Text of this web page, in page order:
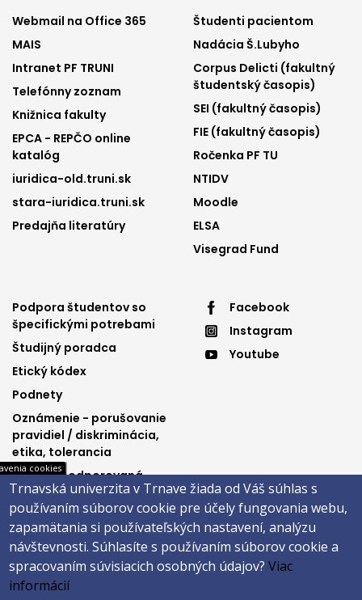
Footer
menu
1
Webmail na Office 365
MAIS
Intranet PF TRUNI
Telefónny zoznam
Knižnica fakulty
EPCA - REPČO online
katalóg
iuridica-old.truni.sk
stara-iuridica.truni.sk
Predajňa literatúry
Footer
menu
2
Študenti pacientom
Nadácia Š.Lubyho
Corpus Delicti (fakultný
študentský časopis)
SEI (fakultný časopis)
FIE (fakultný časopis)
Ročenka PF TU
NTIDV
Moodle
ELSA
Visegrad Fund
Footer
menu
3
Podpora študentov so
špecifickými potrebami
Študijný poradca
Etický kódex
Podnety
Oznámenie - porušovanie
pravidiel / diskriminácia,
etika, tolerancia
Výučba podporovaná
Ministerstvom
spravodlivosti SR
Footer
menu
Facebook
Instagram
Youtube
Päta
cookies
Trnavská univerzita v Trnave žiada od Váš súhlas s
používaním súborov cookie pre účely fungovania webu,
zapamätania si používateľských nastavení, analýzu
návštevnosti. Súhlasíte s používaním súborov cookie a
spracovaním súvisiacich osobných údajov?Viac
informácií